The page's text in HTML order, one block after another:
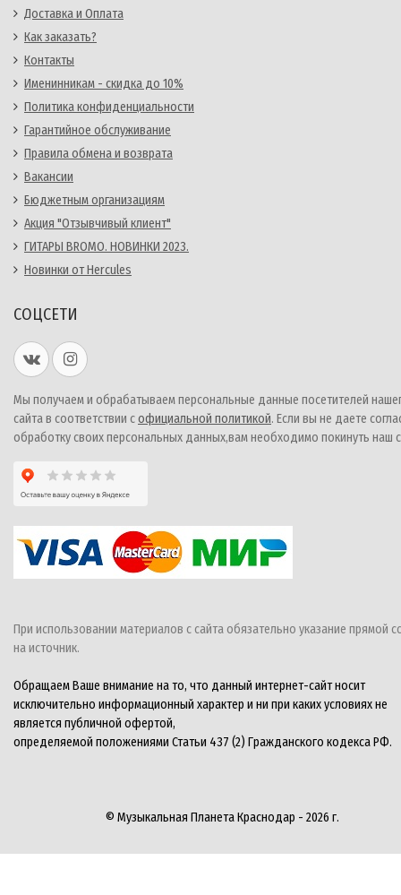
Доставка и Оплата
Как заказать?
Контакты
Именинникам - скидка до 10%
Политика конфиденциальности
Гарантийное обслуживание
Правила обмена и возврата
Вакансии
Бюджетным организациям
Акция "Отзывчивый клиент"
ГИТАРЫ BROMO. НОВИНКИ 2023.
Новинки от Hercules
СОЦСЕТИ
Мы получаем и обрабатываем персональные данные посетителей
сайта в соответствии софициальной политикой. Если вы не даете
обработку своих персональных данных,вам необходимо покинуть наш
При использовании материалов с сайта обязательно указание прямой
на источник.
Обращаем Ваше внимание на то, что данный интернет-сайт носит
исключительно информационный характер и ни при каких условиях не
является публичной офертой,
определяемой положениями Статьи 437 (2) Гражданского кодекса РФ.
© Музыкальная Планета Краснодар - 2026 г.